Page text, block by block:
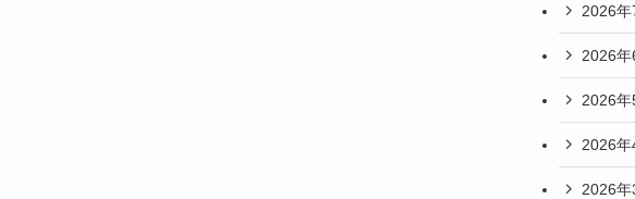
2026年
2026年
2026年
2026年
2026年